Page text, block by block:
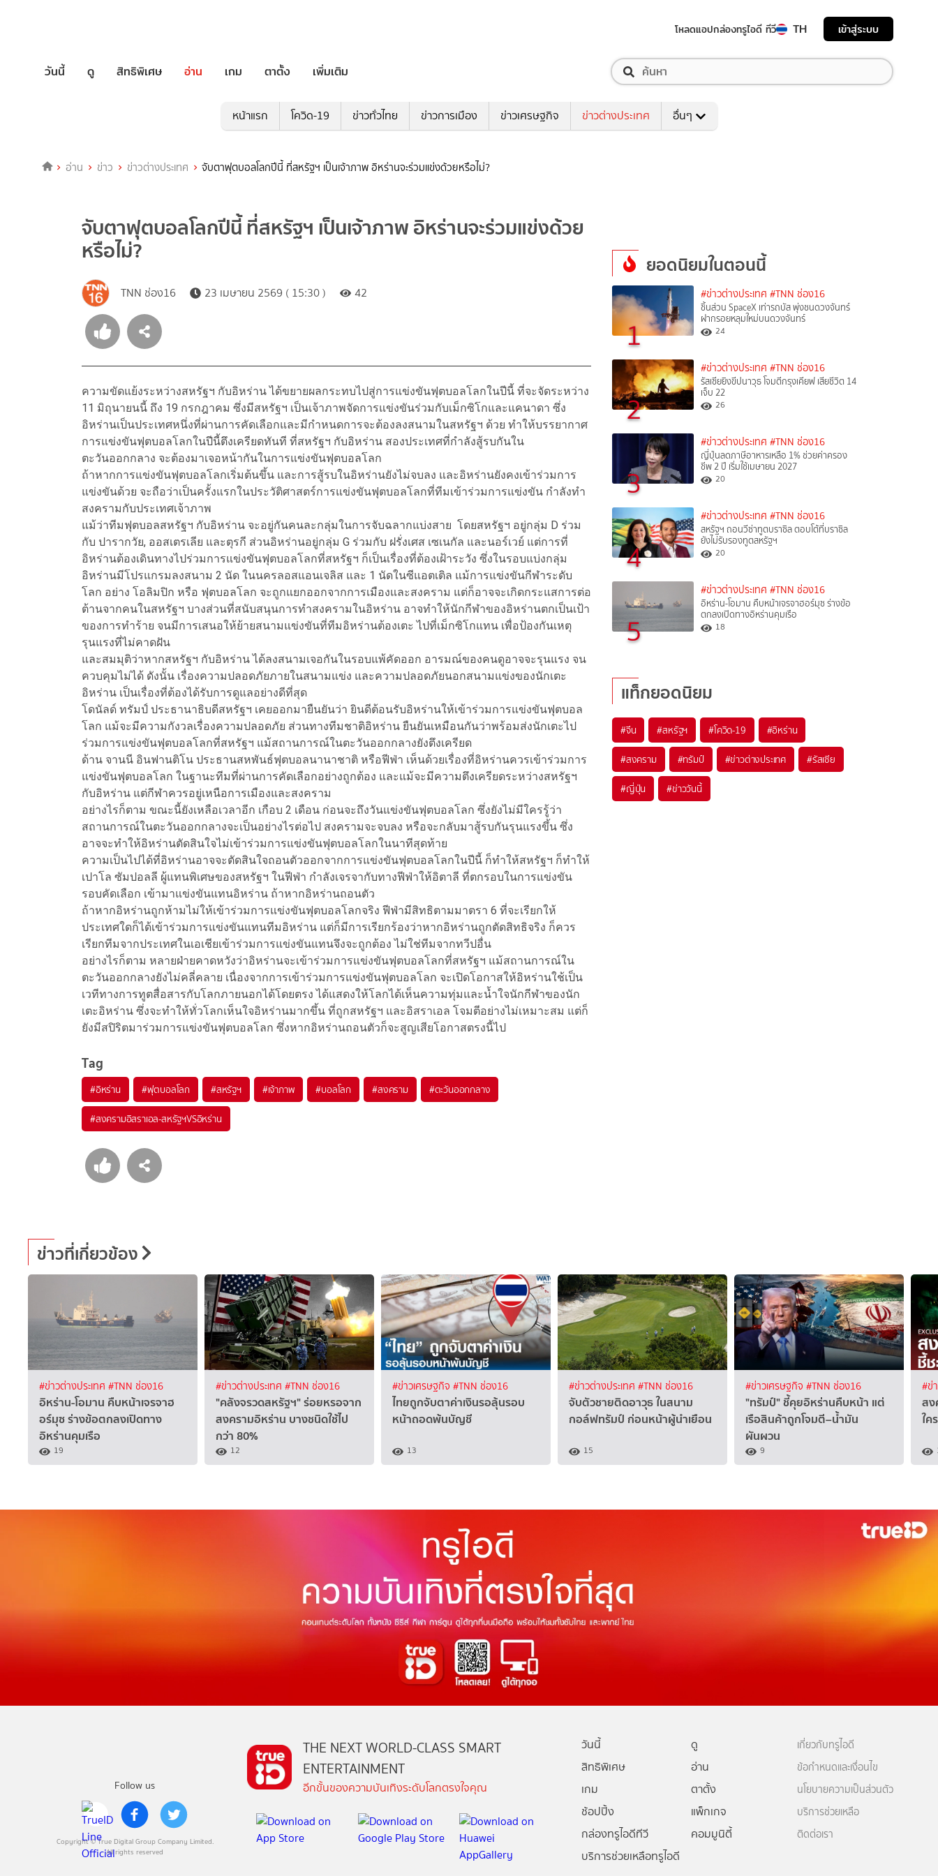
โหลดแอปกล่องทรูไอดี ทีวี TH เข้าสู่ระบบ
วันนี้ ดู สิทธิพิเศษ อ่าน เกม ตาตั้ง เพิ่มเติม
หน้าแรก โควิด-19 ข่าวทั่วไทย ข่าวการเมือง ข่าวเศรษฐกิจ ข่าวต่างประเทศ อื่นๆ
อ่าน ข่าว ข่าวต่างประเทศ จับตาฟุตบอลโลกปีนี้ ที่สหรัฐฯ เป็นเจ้าภาพ อิหร่านจะร่วมแข่งด้วยหรือไม่?
จับตาฟุตบอลโลกปีนี้ ที่สหรัฐฯ เป็นเจ้าภาพ อิหร่านจะร่วมแข่งด้วย
หรือไม่?
TNN ช่อง16 23 เมษายน 2569 ( 15:30 ) 42
ความขัดแย้งระหว่างสหรัฐฯ กับอิหร่าน ได้ขยายผลกระทบไปสู่การแข่งขันฟุตบอลโลกในปีนี้ ที่จะจัดระหว่าง
11 มิถุนายนนี้ ถึง 19 กรกฎาคม ซึ่งมีสหรัฐฯ เป็นเจ้าภาพจัดการแข่งขันร่วมกับเม็กซิโกและแคนาดา ซึ่ง
อิหร่านเป็นประเทศหนึ่งที่ผ่านการคัดเลือกและมีกำหนดการจะต้องลงสนามในสหรัฐฯ ด้วย ทำให้บรรยากาศ
การแข่งขันฟุตบอลโลกในปีนี้ตึงเครียดทันที ที่สหรัฐฯ กับอิหร่าน สองประเทศที่กำลังสู้รบกันใน
ตะวันออกกลาง จะต้องมาเจอหน้ากันในการแข่งขันฟุตบอลโลก
ถ้าหากการแข่งขันฟุตบอลโลกเริ่มต้นขึ้น และการสู้รบในอิหร่านยังไม่จบลง และอิหร่านยังคงเข้าร่วมการ
แข่งขันด้วย จะถือว่าเป็นครั้งแรกในประวัติศาสตร์การแข่งขันฟุตบอลโลกที่ทีมเข้าร่วมการแข่งขัน กำลังทำ
สงครามกับประเทศเจ้าภาพ
แม้ว่าทีมฟุตบอลสหรัฐฯ กับอิหร่าน จะอยู่กันคนละกลุ่มในการจับฉลากแบ่งสาย โดยสหรัฐฯ อยู่กลุ่ม D ร่วม
กับ ปารากวัย, ออสเตรเลีย และตุรกี ส่วนอิหร่านอยู่กลุ่ม G ร่วมกับ ฝรั่งเศส เซเนกัล และนอร์เวย์ แต่การที่
อิหร่านต้องเดินทางไปร่วมการแข่งขันฟุตบอลโลกที่สหรัฐฯ ก็เป็นเรื่องที่ต้องเฝ้าระวัง ซึ่งในรอบแบ่งกลุ่ม
อิหร่านมีโปรแกรมลงสนาม 2 นัด ในนครลอสแอนเจลิส และ 1 นัดในซีแอตเติล แม้การแข่งขันกีฬาระดับ
โลก อย่าง โอลิมปิก หรือ ฟุตบอลโลก จะถูกแยกออกจากการเมืองและสงคราม แต่ก็อาจจะเกิดกระแสการต่อ
ต้านจากคนในสหรัฐฯ บางส่วนที่สนับสนุนการทำสงครามในอิหร่าน อาจทำให้นักกีฬาของอิหร่านตกเป็นเป้า
ของการทำร้าย จนมีการเสนอให้ย้ายสนามแข่งขันที่ทีมอิหร่านต้องเตะ ไปที่เม็กซิโกแทน เพื่อป้องกันเหตุ
รุนแรงที่ไม่คาดฝัน
และสมมุติว่าหากสหรัฐฯ กับอิหร่าน ได้ลงสนามเจอกันในรอบแพ้คัดออก อารมณ์ของคนดูอาจจะรุนแรง จน
ควบคุมไม่ได้ ดังนั้น เรื่องความปลอดภัยภายในสนามแข่ง และความปลอดภัยนอกสนามแข่งของนักเตะ
อิหร่าน เป็นเรื่องที่ต้องได้รับการดูแลอย่างดีที่สุด
โดนัลด์ ทรัมป์ ประธานาธิบดีสหรัฐฯ เคยออกมายืนยันว่า ยินดีต้อนรับอิหร่านให้เข้าร่วมการแข่งขันฟุตบอล
โลก แม้จะมีความกังวลเรื่องความปลอดภัย ส่วนทางทีมชาติอิหร่าน ยืนยันเหมือนกันว่าพร้อมส่งนักเตะไป
ร่วมการแข่งขันฟุตบอลโลกที่สหรัฐฯ แม้สถานการณ์ในตะวันออกกลางยังตึงเครียด
ด้าน จานนี อินฟานติโน ประธานสหพันธ์ฟุตบอลนานาชาติ หรือฟีฟ่า เห็นด้วยเรื่องที่อิหร่านควรเข้าร่วมการ
แข่งขันฟุตบอลโลก ในฐานะทีมที่ผ่านการคัดเลือกอย่างถูกต้อง และแม้จะมีความตึงเครียดระหว่างสหรัฐฯ
กับอิหร่าน แต่กีฬาควรอยู่เหนือการเมืองและสงคราม
อย่างไรก็ตาม ขณะนี้ยังเหลือเวลาอีก เกือบ 2 เดือน ก่อนจะถึงวันแข่งขันฟุตบอลโลก ซึ่งยังไม่มีใครรู้ว่า
สถานการณ์ในตะวันออกกลางจะเป็นอย่างไรต่อไป สงครามจะจบลง หรือจะกลับมาสู้รบกันรุนแรงขึ้น ซึ่ง
อาจจะทำให้อิหร่านตัดสินใจไม่เข้าร่วมการแข่งขันฟุตบอลโลกในนาทีสุดท้าย
ความเป็นไปได้ที่อิหร่านอาจจะตัดสินใจถอนตัวออกจากการแข่งขันฟุตบอลโลกในปีนี้ ก็ทำให้สหรัฐฯ ก็ทำให้
เปาโล ซัมปอลลี ผู้แทนพิเศษของสหรัฐฯ ในฟีฟ่า กำลังเจรจากับทางฟีฟ่าให้อิตาลี ที่ตกรอบในการแข่งขัน
รอบคัดเลือก เข้ามาแข่งขันแทนอิหร่าน ถ้าหากอิหร่านถอนตัว
ถ้าหากอิหร่านถูกห้ามไม่ให้เข้าร่วมการแข่งขันฟุตบอลโลกจริง ฟีฟ่ามีสิทธิตามมาตรา 6 ที่จะเรียกให้
ประเทศใดก็ได้เข้าร่วมการแข่งขันแทนทีมอิหร่าน แต่ก็มีการเรียกร้องว่าหากอิหร่านถูกตัดสิทธิจริง ก็ควร
เรียกทีมจากประเทศในเอเชียเข้าร่วมการแข่งขันแทนจึงจะถูกต้อง ไม่ใช่ทีมจากทวีปอื่น
อย่างไรก็ตาม หลายฝ่ายคาดหวังว่าอิหร่านจะเข้าร่วมการแข่งขันฟุตบอลโลกที่สหรัฐฯ แม้สถานการณ์ใน
ตะวันออกกลางยังไม่คลี่คลาย เนื่องจากการเข้าร่วมการแข่งขันฟุตบอลโลก จะเปิดโอกาสให้อิหร่านใช้เป็น
เวทีทางการทูตสื่อสารกับโลกภายนอกได้โดยตรง ได้แสดงให้โลกได้เห็นความทุ่มและน้ำใจนักกีฬาของนัก
เตะอิหร่าน ซึ่งจะทำให้ทั่วโลกเห็นใจอิหร่านมากขึ้น ที่ถูกสหรัฐฯ และอิสราเอล โจมตีอย่างไม่เหมาะสม แต่ก็
ยังมีสปิริตมาร่วมการแข่งขันฟุตบอลโลก ซึ่งหากอิหร่านถอนตัวก็จะสูญเสียโอกาสตรงนี้ไป
Tag
#อิหร่าน #ฟุตบอลโลก #สหรัฐฯ #เจ้าภาพ #บอลโลก #สงคราม #ตะวันออกกลาง
#สงครามอิสราเอล-สหรัฐฯVSอิหร่าน
ยอดนิยมในตอนนี้
1
#ข่าวต่างประเทศ #TNN ช่อง16
ชิ้นส่วน SpaceX เท่ารถบัส พุ่งชนดวงจันทร์
ฝากรอยหลุมใหม่บนดวงจันทร์
24
2
#ข่าวต่างประเทศ #TNN ช่อง16
รัสเซียยิงขีปนาวุธ โจมตีกรุงเคียฟ เสียชีวิต 14
เจ็บ 22
26
3
#ข่าวต่างประเทศ #TNN ช่อง16
ญี่ปุ่นลดภาษีอาหารเหลือ 1% ช่วยค่าครอง
ชีพ 2 ปี เริ่มใช้เมษายน 2027
20
4
#ข่าวต่างประเทศ #TNN ช่อง16
สหรัฐฯ ถอนวีซ่าทูตบราซิล ตอบโต้ที่บราซิล
ยังไม่รับรองทูตสหรัฐฯ
20
5
#ข่าวต่างประเทศ #TNN ช่อง16
อิหร่าน-โอมาน คืบหน้าเจรจาฮอร์มุซ ร่างข้อ
ตกลงเปิดทางอิหร่านคุมเรือ
18
แท็กยอดนิยม
#จีน #สหรัฐฯ #โควิด-19 #อิหร่าน
#สงคราม #ทรัมป์ #ข่าวต่างประเทศ #รัสเซีย
#ญี่ปุ่น #ข่าววันนี้
ข่าวที่เกี่ยวข้อง
#ข่าวต่างประเทศ #TNN ช่อง16
อิหร่าน-โอมาน คืบหน้าเจรจาฮ
อร์มุซ ร่างข้อตกลงเปิดทาง
อิหร่านคุมเรือ
19
#ข่าวต่างประเทศ #TNN ช่อง16
"คลังจรวดสหรัฐฯ" ร่อยหรอจาก
สงครามอิหร่าน บางชนิดใช้ไป
กว่า 80%
12
#ข่าวเศรษฐกิจ #TNN ช่อง16
ไทยถูกจับตาค่าเงินรอลุ้นรอบ
หน้าถอดพ้นบัญชี
13
#ข่าวต่างประเทศ #TNN ช่อง16
จับตัวชายติดอาวุธ ในสนาม
กอล์ฟทรัมป์ ก่อนหน้าผู้นำเยือน
15
#ข่าวเศรษฐกิจ #TNN ช่อง16
"ทรัมป์" ชี้คุยอิหร่านคืบหน้า แต่
เรือสินค้าถูกโจมตี–น้ำมัน
ผันผวน
9
#ข่
สง
ใค
Follow us
Copyright © True Digital Group Company Limited.
All rights reserved
THE NEXT WORLD-CLASS SMART
ENTERTAINMENT
อีกขั้นของความบันเทิงระดับโลกตรงใจคุณ
วันนี้
ดู
สิทธิพิเศษ
อ่าน
เกม
ตาตั้ง
ช้อปปิ้ง
แพ็กเกจ
กล่องทรูไอดีทีวี
คอมมูนิตี้
บริการช่วยเหลือทรูไอดี
เกี่ยวกับทรูไอดี
ข้อกำหนดและเงื่อนไข
นโยบายความเป็นส่วนตัว
บริการช่วยเหลือ
ติดต่อเรา